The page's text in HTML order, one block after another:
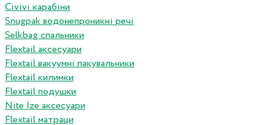
Сivivi карабіни
Snugpak водонепроникні речі
Selkbag спальники
Flextail аксесуари
Flextail вакуумні пакувальники
Flextail килимки
Flextail подушки
Nite Ize аксесуари
Flextail матраци